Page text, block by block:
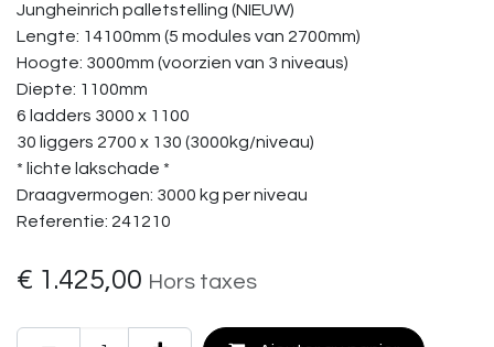
Jungheinrich palletstelling (NIEUW)
Lengte: 14100mm (5 modules van 2700mm)
Hoogte: 3000mm (voorzien van 3 niveaus)
Diepte: 1100mm
6 ladders 3000 x 1100
30 liggers 2700 x 130 (3000kg/niveau)
* lichte lakschade *
Draagvermogen: 3000 kg per niveau
Referentie: 241210
€ 1.425,00 Hors taxes